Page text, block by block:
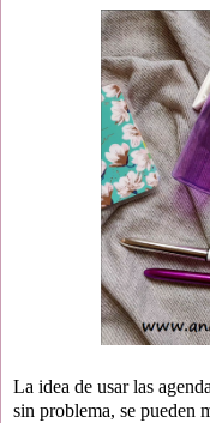
La idea de usar las
sin problema, se pueden